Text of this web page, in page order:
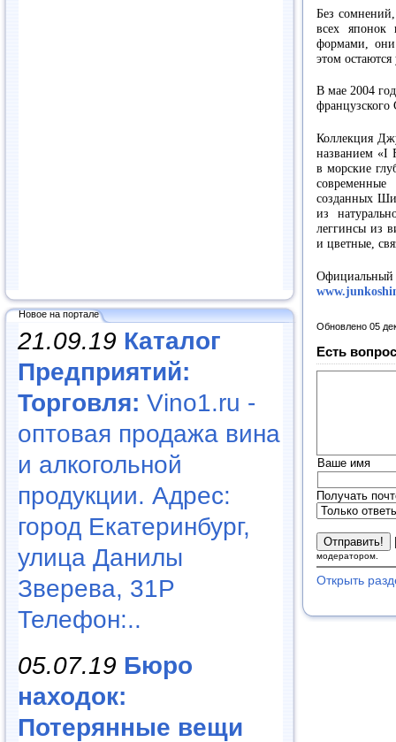
Новое на портале
21.09.19 Каталог
Предприятий:
Торговля: Vino1.ru -
оптовая продажа вина
и алкогольной
продукции. Адрес:
город Екатеринбург,
улица Данилы
Зверева, 31Р
Телефон:..
05.07.19 Бюро
находок:
Потерянные вещи
Без
всех японок
формами, они
этом
В мае 2004
Коллекция
названием «I
в морские
созданных
из
леггинсы из
и цветные,
Обновлено 05
Есть
Ваше имя
Получать
модератором.
Открыть